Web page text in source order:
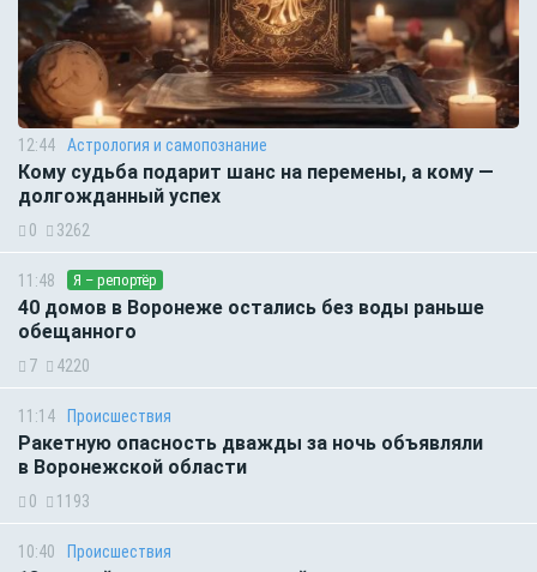
12:44 Астрология и самопознание
Кому судьба подарит шанс на перемены, а кому —
долгожданный успех
0 3262
11:48 Я – репортёр
40 домов в Воронеже остались без воды раньше
обещанного
7 4220
11:14 Происшествия
Ракетную опасность дважды за ночь объявляли
в Воронежской области
0 1193
10:40 Происшествия